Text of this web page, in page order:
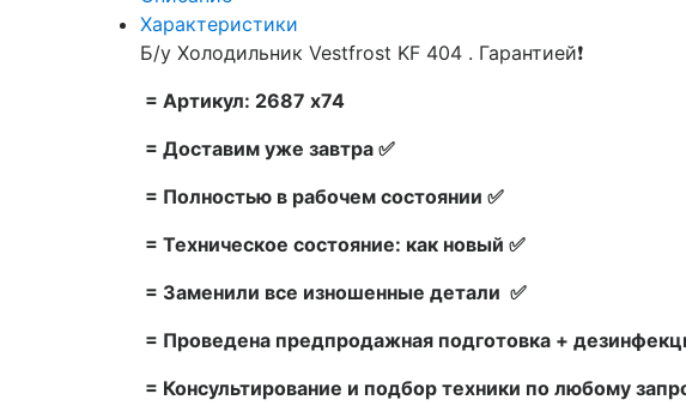
Характеристики
Б/у Холодильник Vestfrost KF 404 . Гарантией❗
= Артикул: 2687 x74
= Доставим уже завтра ✅
= Полностью в рабочем состоянии ✅
= Техническое состояние: как новый ✅
= Заменили все изношенные детали ✅
= Проведена предпродажная подготовка +
= Консультирование и подбор техники по любому